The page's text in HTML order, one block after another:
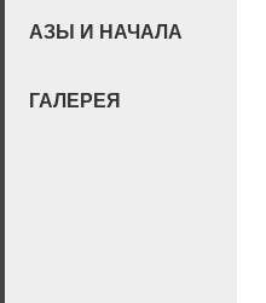
АЗЫ И НАЧАЛА
ГАЛЕРЕЯ